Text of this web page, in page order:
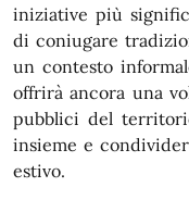
iniziative più
di coniugare
un contesto
offrirà ancora una
pubblici del
insieme e
estivo.